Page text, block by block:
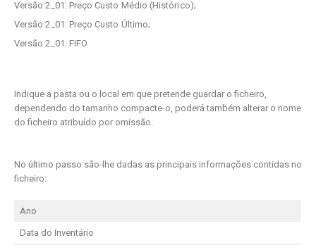
Versão 2_01: Preço Custo Médio (Histórico);
Versão 2_01: Preço Custo Último;
Versão 2_01: FIFO.
Indique a pasta ou o local em que pretende guardar o ficheiro,
dependendo do tamanho compacte-o, poderá também alterar o nome
do ficheiro atribuído por omissão.
No último passo são-lhe dadas as principais informações contidas no
ficheiro:
Ano
Data do Inventário